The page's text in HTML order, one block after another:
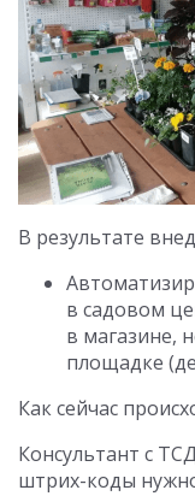
В результате
в садовом
в магазине,
площадке
Как сейчас
Консультант с
штрих-коды